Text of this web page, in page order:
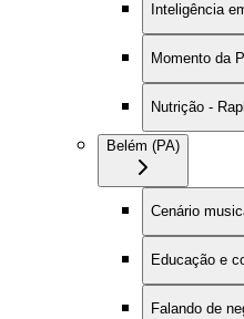
Inteligência
Momento da
Nutrição -
Belém (PA)
Cenário
Educação e
Falando de